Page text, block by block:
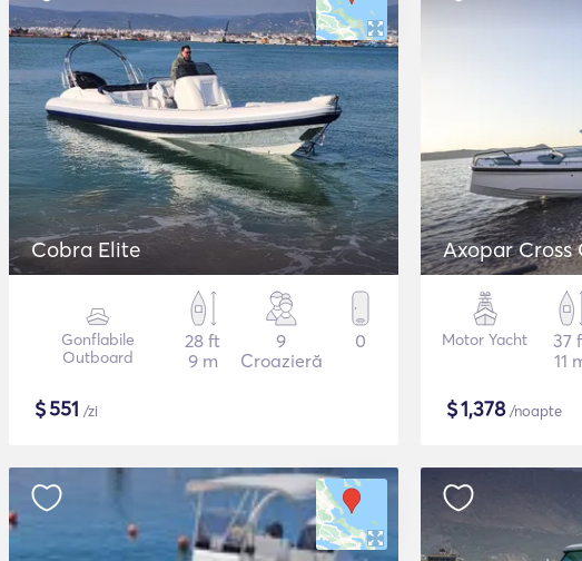
Cobra Elite
Gonflabile
Outboard
28 ft
9 m
9
Croazieră
0
$551 /zi
Axopar Cross
Motor Yacht
37
11
$1,378/noapte